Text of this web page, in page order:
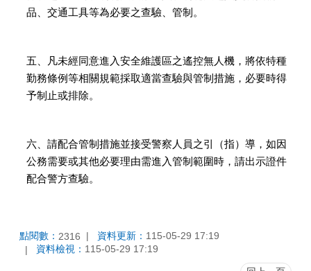
品、交通工具等為必要之查驗、管制。
五、凡未經同意進入安全維護區之遙控無人機，將依特種
勤務條例等相關規範採取適當查驗與管制措施，必要時得
予制止或排除。
六、請配合管制措施並接受警察人員之引（指）導，如因
公務需要或其他必要理由需進入管制範圍時，請出示證件
配合警方查驗。
點閱數： 2316 資料更新： 115-05-29 17:19
資料檢視： 115-05-29 17:19